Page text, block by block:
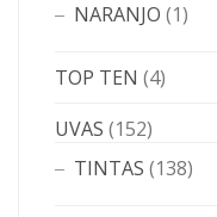
NARANJO (1)
TOP TEN (4)
UVAS (152)
TINTAS (138)